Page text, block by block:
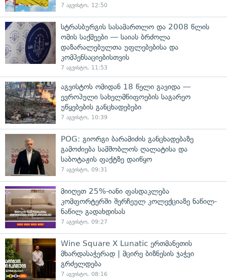
7 აგვისტო, 12:50
სტრასბურგის სასამართლო და 2008 წლის
ომის საქმეები — საიას ბრძოლა
დაზარალებულთა უფლებებისა და
კომპენსაციებისთვის
7 აგვისტო, 11:53
აგვისტოს ომიდან 18 წელი გავიდა —
ევროპული სახელმწიფოების საგარეო
უწყებების განცხადებები
7 აგვისტო, 10:39
POG: გიორგი ბარამიძის განცხადებაზე
გამოძიება სამშობლოს ღალატისა და
საბოტაჟის ფაქტზე დაიწყო
7 აგვისტო, 09:31
მიიღეთ 25%-იანი ფასდაკლება
კომფორტერში შერჩეულ კოლექციაზე ნაწილ-
ნაწილ გადახდისას
7 აგვისტო, 09:27
Wine Square X Lunatic ერთმანეთის
მხარდასაჭერად | მცირე ბიზნესის ჯაჭვი
გრძელდება
7 აგვისტო, 08:16